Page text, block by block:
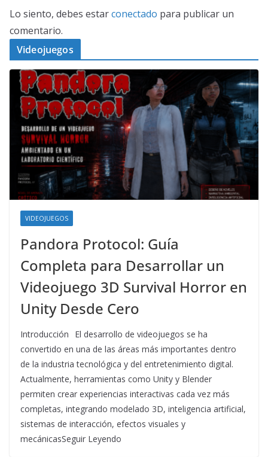
Lo siento, debes estarconectado para publicar un
comentario.
Videojuegos
VIDEOJUEGOS
Pandora Protocol: Guía
Completa para Desarrollar un
Videojuego 3D Survival Horror en
Unity Desde Cero
Introducción El desarrollo de videojuegos se ha
convertido en una de las áreas más importantes dentro
de la industria tecnológica y del entretenimiento digital.
Actualmente, herramientas como Unity y Blender
permiten crear experiencias interactivas cada vez más
completas, integrando modelado 3D, inteligencia artificial,
sistemas de interacción, efectos visuales y
mecánicasSeguir Leyendo